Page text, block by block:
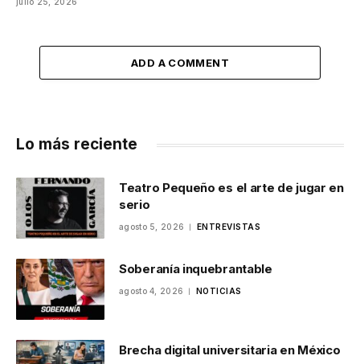
julio 25, 2026
ADD A COMMENT
Lo más reciente
Teatro Pequeño es el arte de jugar en
serio
agosto 5, 2026 ENTREVISTAS
Soberanía inquebrantable
agosto 4, 2026 NOTICIAS
Brecha digital universitaria en México